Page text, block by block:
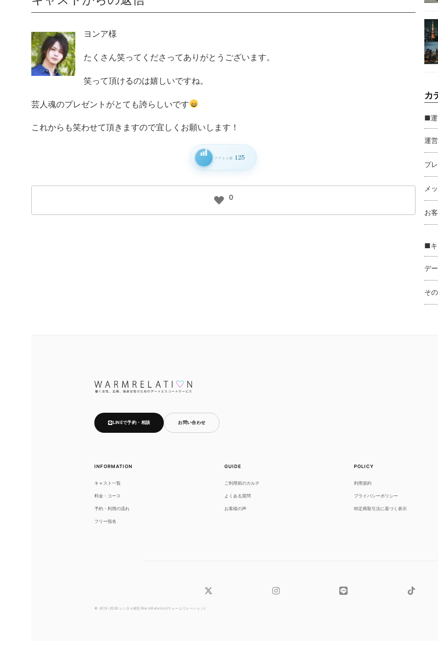
ヨンア様
たくさん笑ってくださってありがとうございます。
笑って頂けるのは嬉しいですね。
芸人魂のプレゼントがとても誇らしいです
これからも笑わせて頂きますので宜しくお願いします！
アクセス数 125
0
カ
■
運
プ
メ
お
■キ
デ
そ
LINEで予約・相談 お問い合わせ
INFORMATION
キャスト一覧
料金・コース
予約・利用の流れ
フリー指名
GUIDE
ご利用前のカルテ
よくある質問
お客様の声
POLICY
利用規約
プライバシーポリシー
特定商取引法に基づく表示
© 2013-2026 レンタル彼氏WarmRelation(ウォームリレーション)